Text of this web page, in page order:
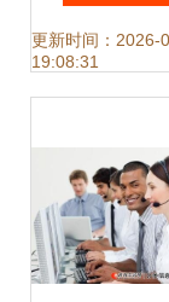
息咨询服务
更新时间：2026-
19:08:31